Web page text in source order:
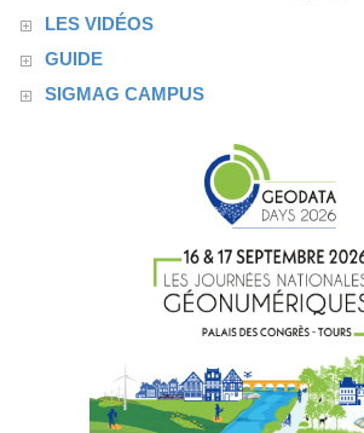
LES VIDÉOS
GUIDE
SIGMAG CAMPUS